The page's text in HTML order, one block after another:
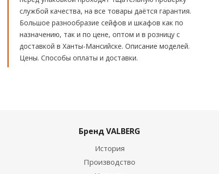
службой качества, на все товары даётся гарантия.
Большое разнообразие сейфов и шкафов как по
назначению, так и по цене, оптом и в розницу с
доставкой в Ханты-Мансийске. Описание моделей.
Цены. Способы оплаты и доставки.
Бренд VALBERG
История
Производство